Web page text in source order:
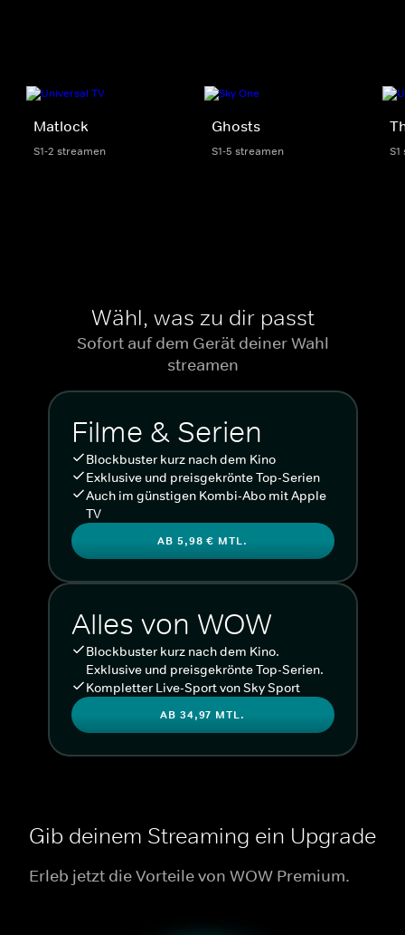
Matlock
S1-2 streamen
Ghosts
S1-5 streamen
Wähl, was zu dir passt
Sofort auf dem Gerät deiner Wahl
streamen
Filme & Serien
Blockbuster kurz nach dem Kino
Exklusive und preisgekrönte Top-Serien
Auch im günstigen Kombi-Abo mit Apple
TV
AB 5,98 € MTL.
Alles von WOW
Blockbuster kurz nach dem Kino.
Exklusive und preisgekrönte Top-Serien.
Kompletter Live-Sport von Sky Sport
AB 34,97 MTL.
Gib deinem Streaming ein Upgrade
Erleb jetzt die Vorteile von WOW Premium.